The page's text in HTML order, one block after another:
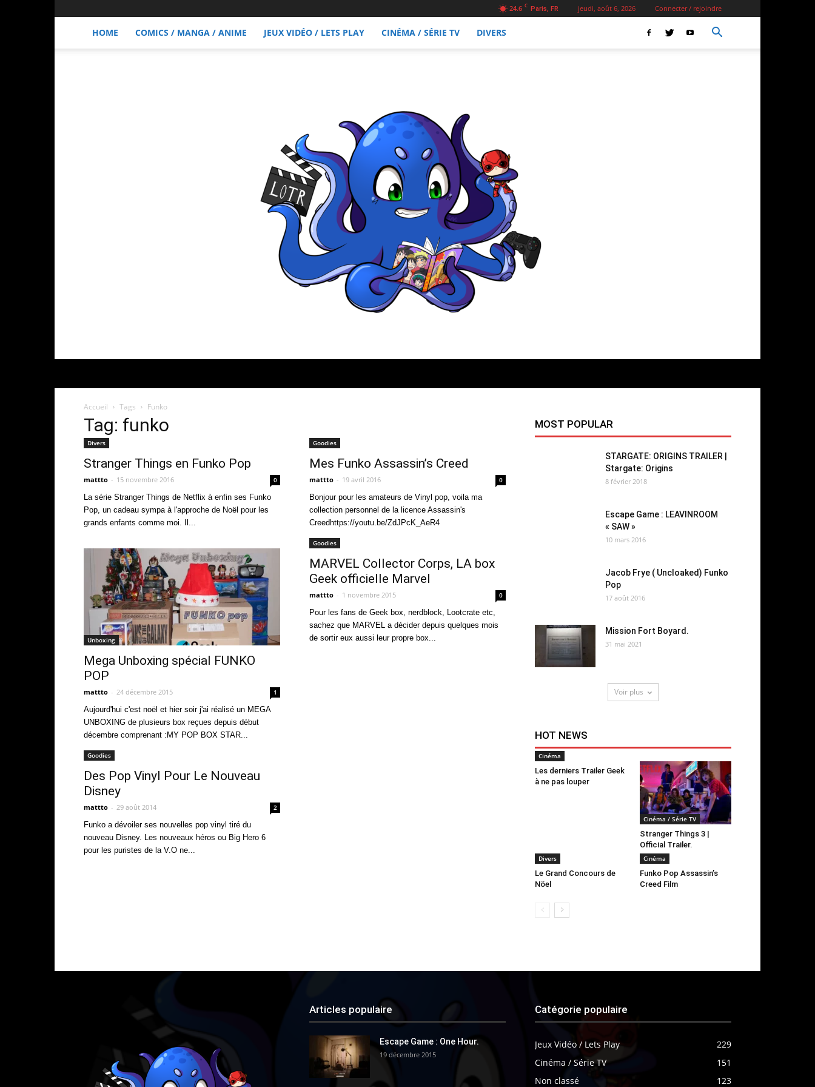
24.6 C Paris, FR jeudi, août 6, 2026 Connecter / rejoindre
HOME COMICS / MANGA / ANIME JEUX VIDÉO / LETS PLAY CINÉMA / SÉRIE TV DIVERS
Accueil Tags Funko
Tag: funko
Divers
Stranger Things en Funko Pop
mattto - 15 novembre 2016 0
La série Stranger Things de Netflix à enfin ses Funko
Pop, un cadeau sympa à l'approche de Noël pour les
grands enfants comme moi. Il...
Goodies
Mes Funko Assassin’s Creed
mattto - 19 avril 2016 0
Bonjour pour les amateurs de Vinyl pop, voila ma
collection personnel de la licence Assassin's
Creedhttps://youtu.be/ZdJPcK_AeR4
Unboxing
Mega Unboxing spécial FUNKO
POP
mattto - 24 décembre 2015 1
Aujourd'hui c'est noël et hier soir j'ai réalisé un MEGA
UNBOXING de plusieurs box reçues depuis début
décembre comprenant :MY POP BOX STAR...
Goodies
MARVEL Collector Corps, LA box
Geek officielle Marvel
mattto - 1 novembre 2015 0
Pour les fans de Geek box, nerdblock, Lootcrate etc,
sachez que MARVEL a décider depuis quelques mois
de sortir eux aussi leur propre box...
Goodies
Des Pop Vinyl Pour Le Nouveau
Disney
mattto - 29 août 2014 2
Funko a dévoiler ses nouvelles pop vinyl tiré du
nouveau Disney. Les nouveaux héros ou Big Hero 6
pour les puristes de la V.O ne...
MOST POPULAR
STARGATE: ORIGINS TRAILER |
Stargate: Origins
8 février 2018
Escape Game : LEAVINROOM
« SAW »
10 mars 2016
Jacob Frye ( Uncloaked) Funko
Pop
17 août 2016
Mission Fort Boyard.
31 mai 2021
Voir plus
HOT NEWS
Cinéma
Les derniers Trailer Geek
à ne pas louper
Cinéma / Série TV
Stranger Things 3 |
Official Trailer.
Divers
Le Grand Concours de
Nöel
Cinéma
Funko Pop Assassin’s
Creed Film
Articles populaire
Escape Game : One Hour.
19 décembre 2015
Catégorie populaire
Jeux Vidéo / Lets Play
229
Cinéma / Série TV
151
Non classé
123